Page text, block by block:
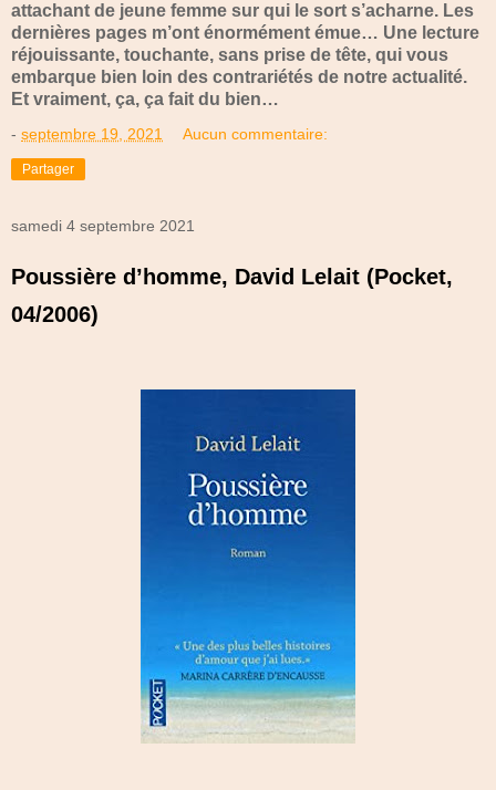
attachant de jeune femme sur qui le sort s’acharne. Les
dernières pages m’ont énormément émue… Une lecture
réjouissante, touchante, sans prise de tête, qui vous
embarque bien loin des contrariétés de notre actualité.
Et vraiment, ça, ça fait du bien…
- septembre 19, 2021 Aucun commentaire:
Partager
samedi 4 septembre 2021
Poussière d’homme, David Lelait (Pocket,
04/2006)